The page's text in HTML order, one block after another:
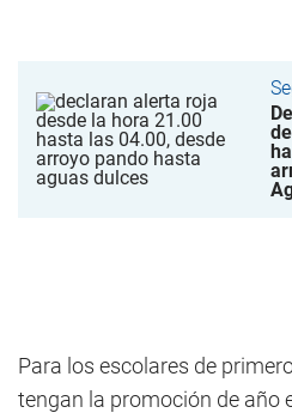
Para los escolares de
tengan la promoción de año